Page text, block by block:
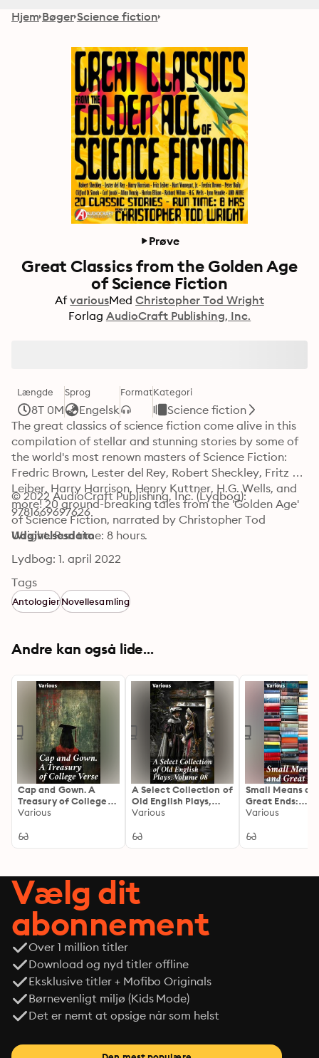
Hjem Bøger Science fiction
Prøve
Great Classics from the Golden Age
of Science Fiction
Af variousMed Christopher Tod Wright
Forlag AudioCraft Publishing, Inc.
Længde
8T 0M
Sprog
Engelsk
FormatKategori
Science fiction
The great classics of science fiction come alive in this
compilation of stellar and stunning stories by some of
the world's most renown masters of Science Fiction:
Fredric Brown, Lester del Rey, Robert Sheckley, Fritz
Leiber, Harry Harrison, Henry Kuttner, H.G. Wells, and
more! 20 ground-breaking tales from the 'Golden Age'
of Science Fiction, narrated by Christopher Tod
Wright. Run time: 8 hours.
© 2022 AudioCraft Publishing, Inc. (Lydbog):
9781669697626
Udgivelsesdato
Lydbog: 1. april 2022
Tags
AntologierNovellesamling
Andre kan også lide...
Cap and Gown. A
Treasury of College
Verse: A Poetic
Campus Life and
Various
A Select Collection of
Old English Plays,
Volume 08: Exploring
English Dramatic
Various
Small Means
Great Ends:
Uncovering the
Literature
Various
Vælg dit
abonnement
Over 1 million titler
Download og nyd titler offline
Eksklusive titler + Mofibo Originals
Børnevenligt miljø (Kids Mode)
Det er nemt at opsige når som helst